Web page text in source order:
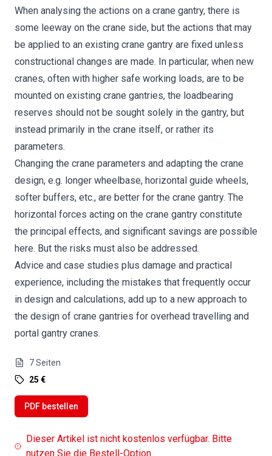
When analysing the actions on a crane gantry, there is
some leeway on the crane side, but the actions that may
be applied to an existing crane gantry are fixed unless
constructional changes are made. In particular, when new
cranes, often with higher safe working loads, are to be
mounted on existing crane gantries, the loadbearing
reserves should not be sought solely in the gantry, but
instead primarily in the crane itself, or rather its
parameters.
Changing the crane parameters and adapting the crane
design, e.g. longer wheelbase, horizontal guide wheels,
softer buffers, etc., are better for the crane gantry. The
horizontal forces acting on the crane gantry constitute
the principal effects, and significant savings are possible
here. But the risks must also be addressed.
Advice and case studies plus damage and practical
experience, including the mistakes that frequently occur
in design and calculations, add up to a new approach to
the design of crane gantries for overhead travelling and
portal gantry cranes.
7Seiten
25 €
PDF bestellen
Dieser Artikel ist nicht kostenlos verfügbar. Bitte
nutzen Sie die Bestell-Option.